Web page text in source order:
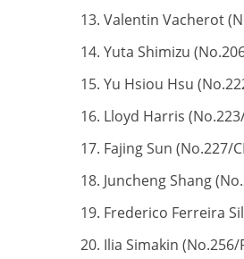
Valentin Vacherot
Yuta Shimizu
Yu Hsiou Hsu
Lloyd Harris
Fajing Sun (No.227/
Juncheng Shang
Frederico Ferreira
Ilia Simakin (No.256/